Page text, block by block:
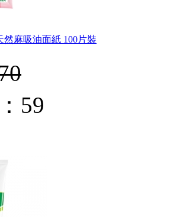
然麻吸油面紙 100片裝
59